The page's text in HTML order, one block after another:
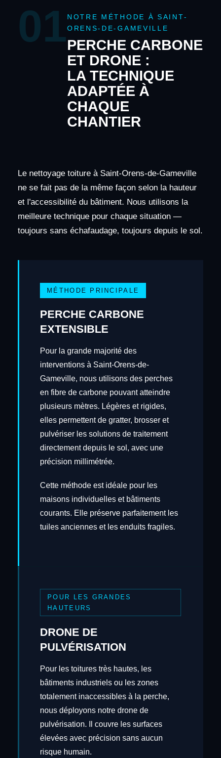
01 NOTRE MÉTHODE À SAINT-
ORENS-DE-GAMEVILLE
PERCHE CARBONE
ET DRONE :
LA TECHNIQUE
ADAPTÉE À
CHAQUE
CHANTIER
Le nettoyage toiture à Saint-Orens-de-Gameville
ne se fait pas de la même façon selon la hauteur
et l'accessibilité du bâtiment. Nous utilisons la
meilleure technique pour chaque situation —
toujours sans échafaudage, toujours depuis le sol.
MÉTHODE PRINCIPALE
PERCHE CARBONE
EXTENSIBLE
Pour la grande majorité des
interventions à Saint-Orens-de-
Gameville, nous utilisons des perches
en fibre de carbone pouvant atteindre
plusieurs mètres. Légères et rigides,
elles permettent de gratter, brosser et
pulvériser les solutions de traitement
directement depuis le sol, avec une
précision millimétrée.
Cette méthode est idéale pour les
maisons individuelles et bâtiments
courants. Elle préserve parfaitement les
tuiles anciennes et les enduits fragiles.
POUR LES GRANDES
HAUTEURS
DRONE DE
PULVÉRISATION
Pour les toitures très hautes, les
bâtiments industriels ou les zones
totalement inaccessibles à la perche,
nous déployons notre drone de
pulvérisation. Il couvre les surfaces
élevées avec précision sans aucun
risque humain.